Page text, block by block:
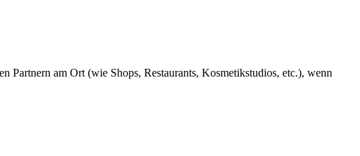
Partnern am Ort (wie Shops, Restaurants, Kosmetikstudios, etc.), wenn